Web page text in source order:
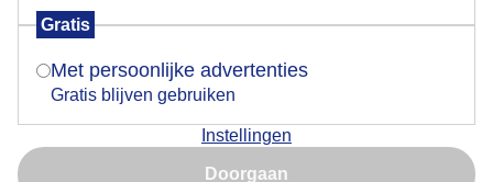
Gratis
Met persoonlijke advertenties
Gratis blijven gebruiken
Instellingen
Doorgaan
Door: Martha kivits Gemaakt: 12-05-2025, 29x bekeken
Is goed, toon de popup
Nu niet, misschien later